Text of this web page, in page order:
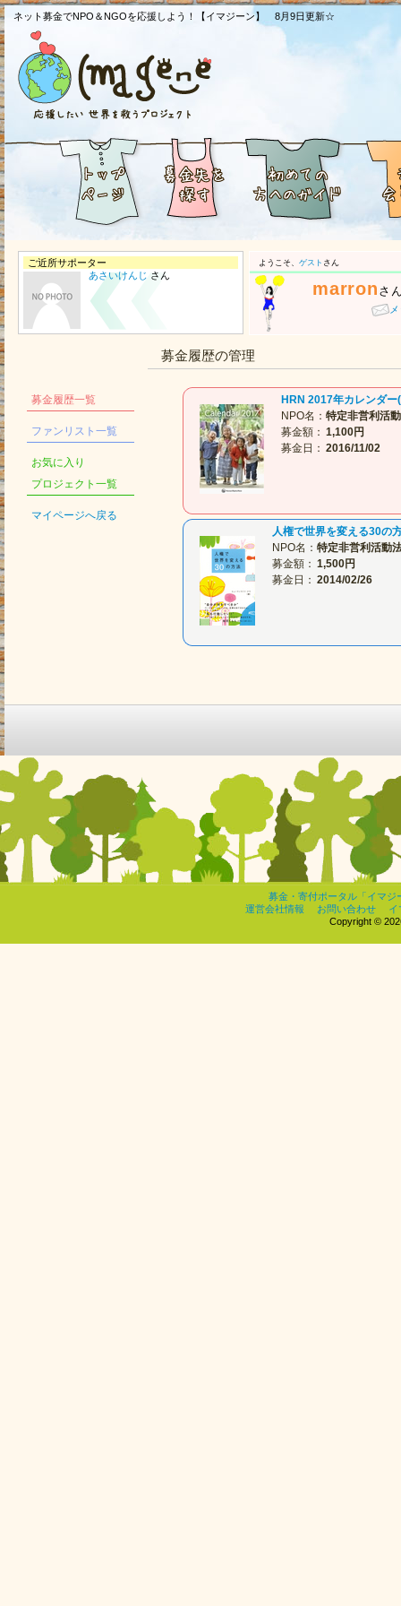
ネット募金でNPO＆NGOを応援しよう！【イマジーン】 8月9日更新☆
ご近所サポーター
あさいけんじ さん
ようこそ、 ゲスト さん
marron さ
募金履歴一覧
ファンリスト一覧
お気に入り
プロジェクト一覧
マイページへ戻る
募金履歴の管理
HRN 2017年カレンダ
NPO名： 特定非営利活
募金額： 1,100円
募金日： 2016/11/02
人権で世界を変える30の
NPO名： 特定非営利活動
募金額： 1,500円
募金日： 2014/02/26
募金・寄付ポータル「イマジ
運営会社情報
お問い合わせ
イ
Copyright ©